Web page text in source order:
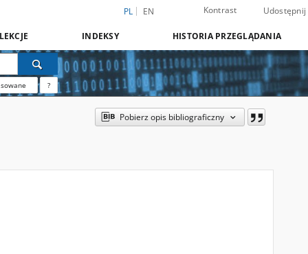
PL EN Kontrast Udostępnij
INDEKSY HISTORIA PRZEGLĄDANIA
?
Pobierz opis bibliograficzny